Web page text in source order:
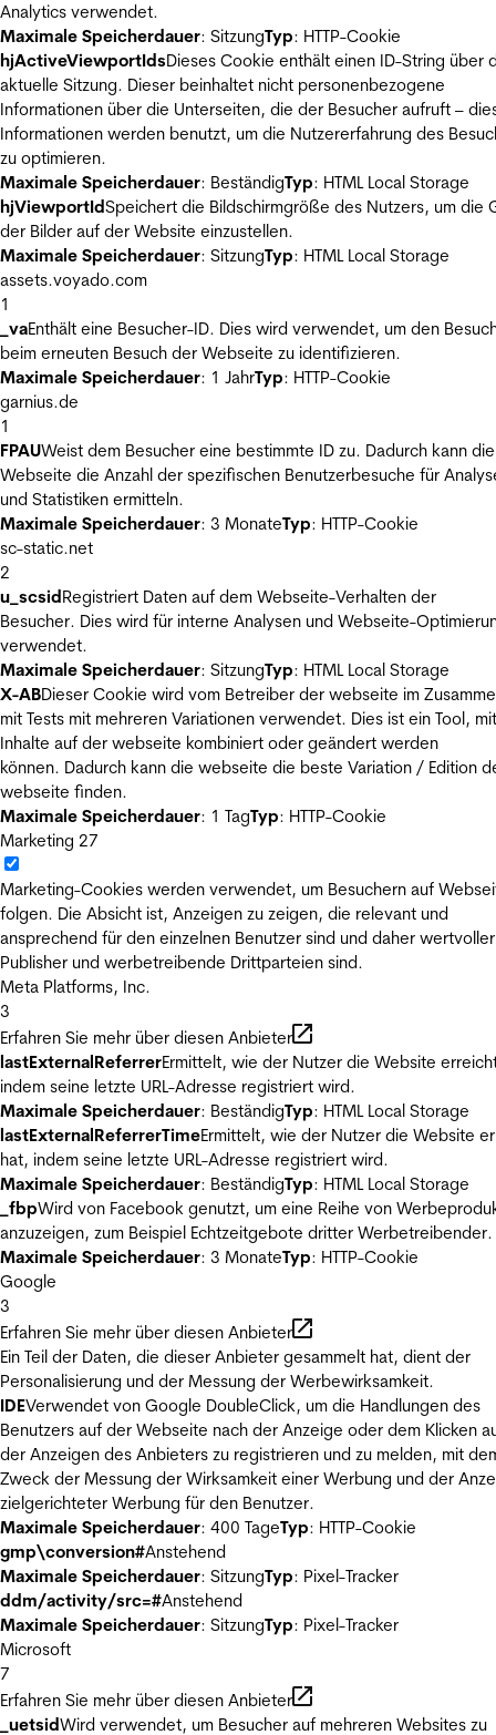
Analytics verwendet.
Maximale Speicherdauer: SitzungTyp: HTTP-Cookie
hjActiveViewportIdsDieses Cookie enthält einen ID-String über
aktuelle Sitzung. Dieser beinhaltet nicht personenbezogene
Informationen über die Unterseiten, die der Besucher aufruft –
Informationen werden benutzt, um die Nutzererfahrung des
zu optimieren.
Maximale Speicherdauer: BeständigTyp: HTML Local Storage
hjViewportIdSpeichert die Bildschirmgröße des Nutzers, um die
der Bilder auf der Website einzustellen.
Maximale Speicherdauer: SitzungTyp: HTML Local Storage
assets.voyado.com
1
_vaEnthält eine Besucher-ID. Dies wird verwendet, um den
beim erneuten Besuch der Webseite zu identifizieren.
Maximale Speicherdauer: 1 JahrTyp: HTTP-Cookie
garnius.de
1
FPAUWeist dem Besucher eine bestimmte ID zu. Dadurch kann die
Webseite die Anzahl der spezifischen Benutzerbesuche für
und Statistiken ermitteln.
Maximale Speicherdauer: 3 MonateTyp: HTTP-Cookie
sc-static.net
2
u_scsidRegistriert Daten auf dem Webseite-Verhalten der
Besucher. Dies wird für interne Analysen und Webseite-
verwendet.
Maximale Speicherdauer: SitzungTyp: HTML Local Storage
X-ABDieser Cookie wird vom Betreiber der webseite im
mit Tests mit mehreren Variationen verwendet. Dies ist ein Tool,
Inhalte auf der webseite kombiniert oder geändert werden
können. Dadurch kann die webseite die beste Variation / Edition
webseite finden.
Maximale Speicherdauer: 1 TagTyp: HTTP-Cookie
Marketing 27
Marketing-Cookies werden verwendet, um Besuchern auf
folgen. Die Absicht ist, Anzeigen zu zeigen, die relevant und
ansprechend für den einzelnen Benutzer sind und daher
Publisher und werbetreibende Drittparteien sind.
Meta Platforms, Inc.
3
Erfahren Sie mehr über diesen Anbieter
lastExternalReferrerErmittelt, wie der Nutzer die Website
indem seine letzte URL-Adresse registriert wird.
Maximale Speicherdauer: BeständigTyp: HTML Local Storage
lastExternalReferrerTimeErmittelt, wie der Nutzer die Website
hat, indem seine letzte URL-Adresse registriert wird.
Maximale Speicherdauer: BeständigTyp: HTML Local Storage
_fbpWird von Facebook genutzt, um eine Reihe von
anzuzeigen, zum Beispiel Echtzeitgebote dritter Werbetreibender.
Maximale Speicherdauer: 3 MonateTyp: HTTP-Cookie
Google
3
Erfahren Sie mehr über diesen Anbieter
Ein Teil der Daten, die dieser Anbieter gesammelt hat, dient der
Personalisierung und der Messung der Werbewirksamkeit.
IDEVerwendet von Google DoubleClick, um die Handlungen des
Benutzers auf der Webseite nach der Anzeige oder dem Klicken
der Anzeigen des Anbieters zu registrieren und zu melden, mit
Zweck der Messung der Wirksamkeit einer Werbung und der
zielgerichteter Werbung für den Benutzer.
Maximale Speicherdauer: 400 TageTyp: HTTP-Cookie
gmp\conversion#Anstehend
Maximale Speicherdauer: SitzungTyp: Pixel-Tracker
ddm/activity/src=#Anstehend
Maximale Speicherdauer: SitzungTyp: Pixel-Tracker
Microsoft
7
Erfahren Sie mehr über diesen Anbieter
_uetsidWird verwendet, um Besucher auf mehreren Websites zu